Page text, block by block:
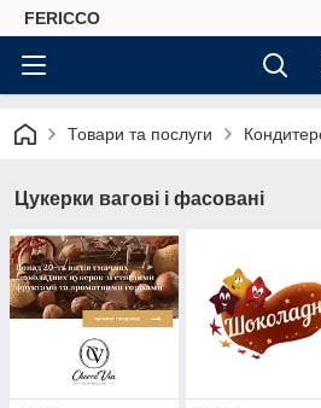
FERICCO
Товари та послуги
Цукерки вагові і фасовані